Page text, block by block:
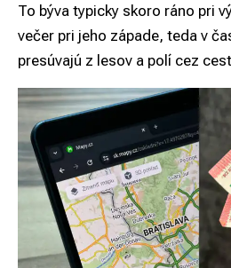
To býva typicky skoro ráno pri
večer pri jeho západe, teda v
presúvajú z lesov a polí cez